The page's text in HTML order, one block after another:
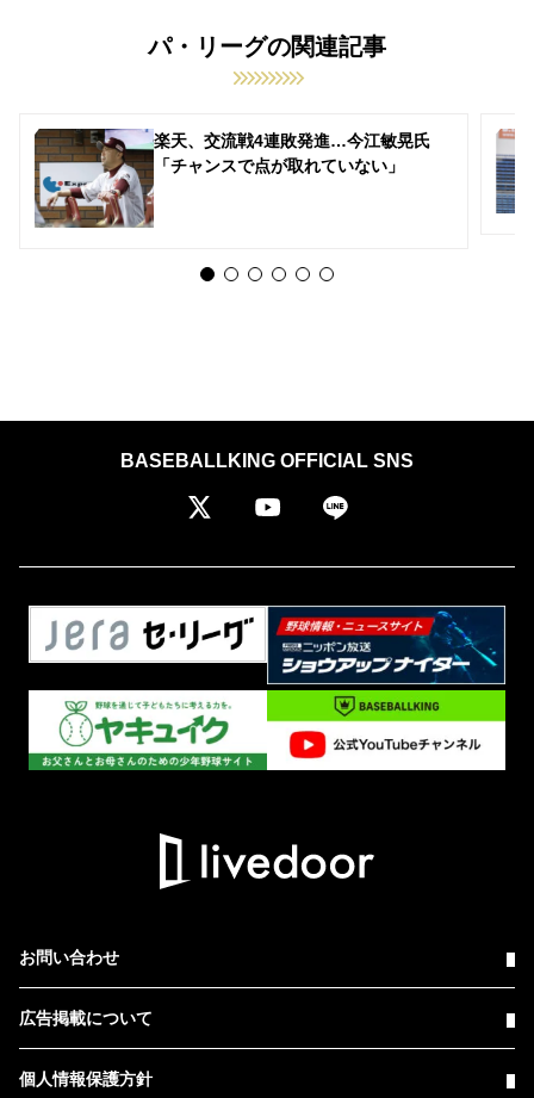
パ・リーグの関連記事
楽天、交流戦4連敗発進…今江敏晃氏
「チャンスで点が取れていない」
BASEBALLKING OFFICIAL SNS
お問い合わせ
広告掲載について
個人情報保護方針